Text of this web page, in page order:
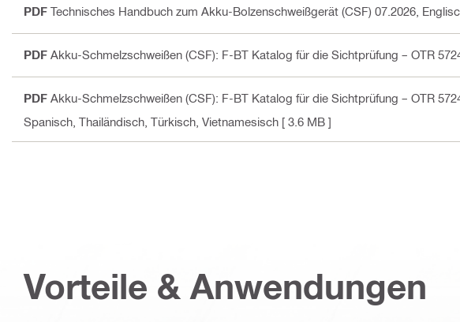
PDF Technisches Handbuch zum Akku-Bolzenschweißgerät (CSF) 07.2026 ,
PDF Akku-Schmelzschweißen (CSF): F-BT Katalog für die Sichtprüfung – OTR
PDF Akku-Schmelzschweißen (CSF): F-BT Katalog für die Sichtprüfung – OTR
Spanisch, Thailändisch, Türkisch, Vietnamesisch [ 3.6 MB ]
Vorteile & Anwendungen